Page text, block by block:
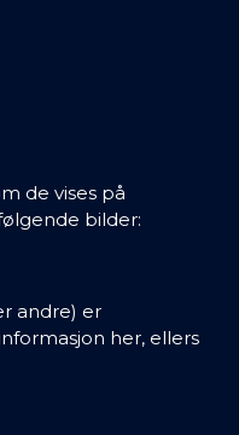
de vises på
bilder:
andre) er
her, ellers